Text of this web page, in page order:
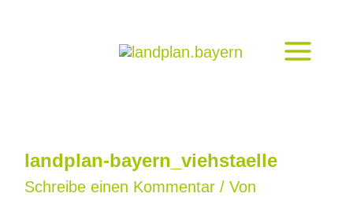
landplan-bayern_viehstaelle
Schreibe einen Kommentar / Von